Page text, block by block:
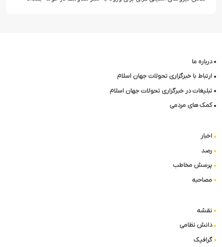
درباره ما
ارتباط با خبرگزاری تحولات جهان اسلام
تبلیغات در خبرگزاری تحولات جهان اسلام
کمک های مردمی
اخبار
رصد
پرسش مخاطب
مصاحبه
نقشه
دانش نظامی
گرافیک